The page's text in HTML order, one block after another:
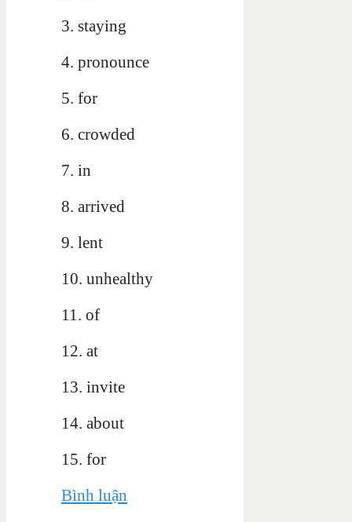
3. staying
4. pronounce
5. for
6. crowded
7. in
8. arrived
9. lent
10. unhealthy
11. of
12. at
13. invite
14. about
15. for
Bình luận